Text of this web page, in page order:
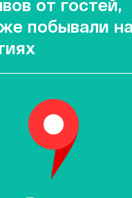
от гостей,
побывали